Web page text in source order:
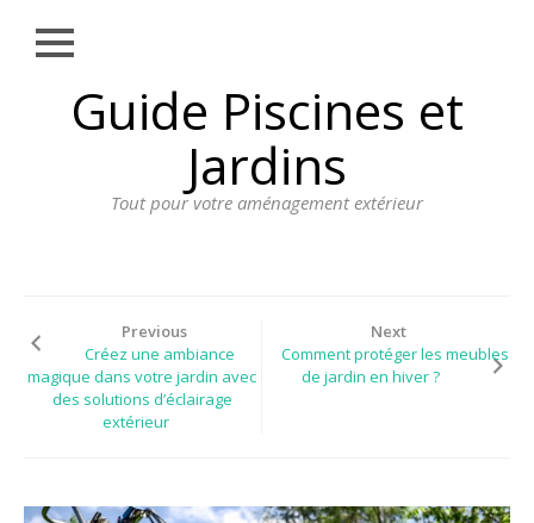
Guide Piscines et
Jardins
Tout pour votre aménagement extérieur
Close
AMÉNAGEMENT
EXTÉRIEUR
PLANTATIONS
REVÊTEMENT
SPA ET JACUZZI
DOSSIER
Previous
Créez une ambiance
magique dans votre jardin avec
des solutions d’éclairage
extérieur
Next
Comment protéger les meubles
de jardin en hiver ?